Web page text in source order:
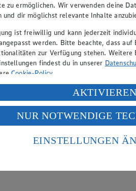
zu ermöglichen. Wir verwenden deine
und dir möglichst relevante Inhalte
ist freiwillig und kann jederzeit
werden. Bitte beachte, dass
zur Verfügung stehen. Weitere
findest du in unserer
Cookie-Policy.
personenbezogenen Daten in den
klickst, willigst du im Sinne
Daten in den USA verarbeitet werden.
Standards nicht
durch US-amerikanische Behörden.
AKTIVIEREN
NUR NOTWENDIGE
EINSTELLUNGEN